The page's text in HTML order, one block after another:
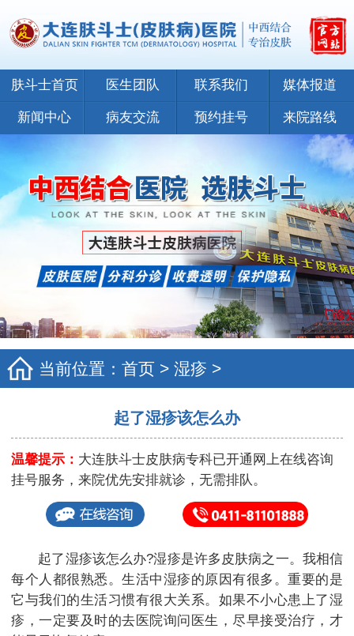
肤斗士首页 医生团队 联系我们 媒体报道
新闻中心 病友交流 预约挂号 来院路线
当前位置： 首页 > 湿疹 >
起了湿疹该怎么办
温馨提示： 大连肤斗士皮肤病专科已开通网上在线咨询
挂号服务，来院优先安排就诊，无需排队。
起了湿疹该怎么办?湿疹是许多皮肤病之一。我相信
每个人都很熟悉。生活中湿疹的原因有很多。重要的是
它与我们的生活习惯有很大关系。如果不小心患上了湿
疹，一定要及时的去医院询问医生，尽早接受治疗，才